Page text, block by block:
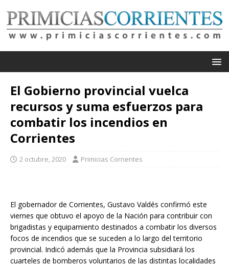
El Gobierno provincial vuelca
recursos y suma esfuerzos para
combatir los incendios en
Corrientes
2 octubre, 2020 Primicias Corrientes
El gobernador de Corrientes, Gustavo Valdés confirmó este
viernes que obtuvo el apoyo de la Nación para contribuir con
brigadistas y equipamiento destinados a combatir los diversos
focos de incendios que se suceden a lo largo del territorio
provincial. Indicó además que la Provincia subsidiará los
cuarteles de bomberos voluntarios de las distintas localidades